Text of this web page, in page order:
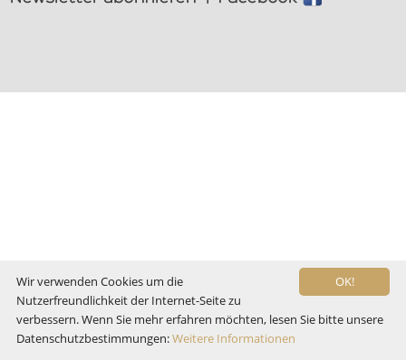
OK!
Wir verwenden Cookies um die
Nutzerfreundlichkeit der Internet-Seite zu
verbessern. Wenn Sie mehr erfahren möchten, lesen Sie bitte unsere
Datenschutzbestimmungen:Weitere Informationen